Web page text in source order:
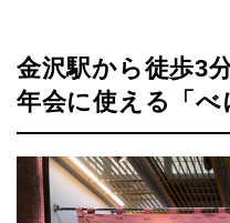
金沢駅から徒歩3
年会に使える「べ